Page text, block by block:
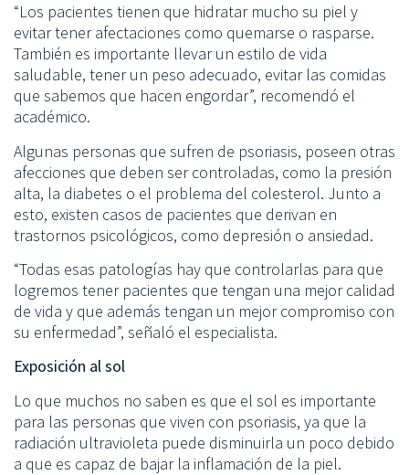
“Los pacientes tienen que hidratar mucho su piel y
evitar tener afectaciones como quemarse o rasparse.
También es importante llevar un estilo de vida
saludable, tener un peso adecuado, evitar las comidas
que sabemos que hacen engordar”, recomendó el
académico.
Algunas personas que sufren de psoriasis, poseen otras
afecciones que deben ser controladas, como la presión
alta, la diabetes o el problema del colesterol. Junto a
esto, existen casos de pacientes que derivan en
trastornos psicológicos, como depresión o ansiedad.
“Todas esas patologías hay que controlarlas para que
logremos tener pacientes que tengan una mejor calidad
de vida y que además tengan un mejor compromiso con
su enfermedad”, señaló el especialista.
Exposición al sol
Lo que muchos no saben es que el sol es importante
para las personas que viven con psoriasis, ya que la
radiación ultravioleta puede disminuirla un poco debido
a que es capaz de bajar la inflamación de la piel.